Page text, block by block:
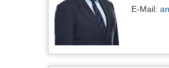
E-Mail: